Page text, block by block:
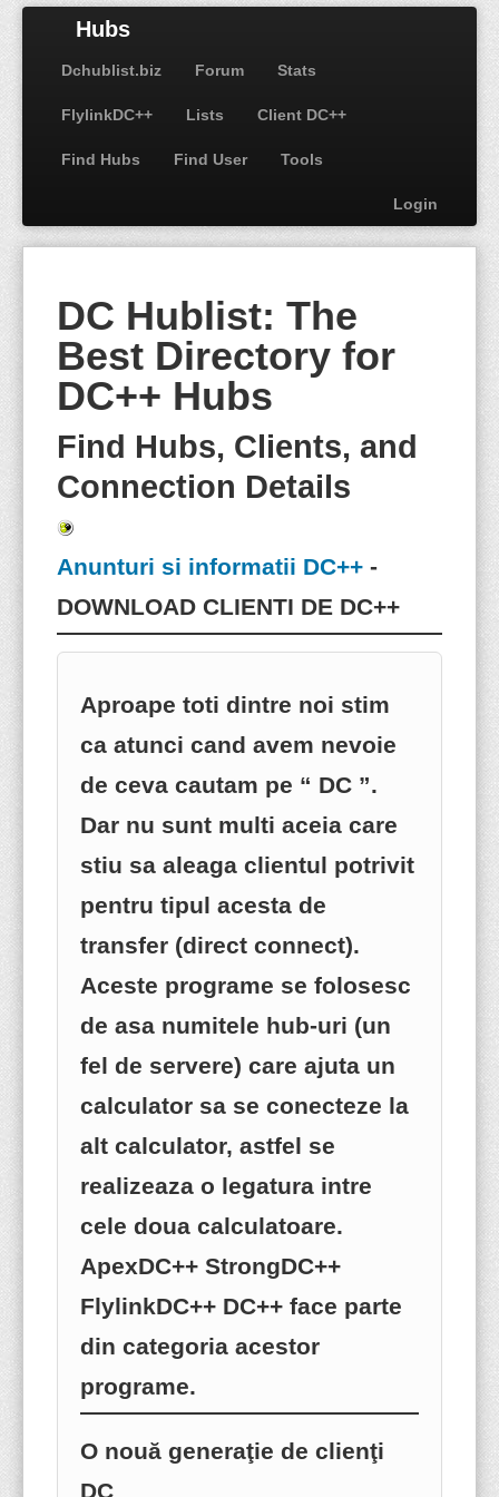
Hubs
Dchublist.biz Forum Stats
FlylinkDC++ Lists Client DC++
Find Hubs Find User Tools
Login
DC Hublist: The
Best Directory for
DC++ Hubs
Find Hubs, Clients, and
Connection Details
Anunturi si informatii DC++ -
DOWNLOAD CLIENTI DE DC++
Aproape toti dintre noi stim
ca atunci cand avem nevoie
de ceva cautam pe “ DC ”.
Dar nu sunt multi aceia care
stiu sa aleaga clientul potrivit
pentru tipul acesta de
transfer (direct connect).
Aceste programe se folosesc
de asa numitele hub-uri (un
fel de servere) care ajuta un
calculator sa se conecteze la
alt calculator, astfel se
realizeaza o legatura intre
cele doua calculatoare.
ApexDC++ StrongDC++
FlylinkDC++ DC++ face parte
din categoria acestor
programe.
O nouă generaţie de clienţi
DC